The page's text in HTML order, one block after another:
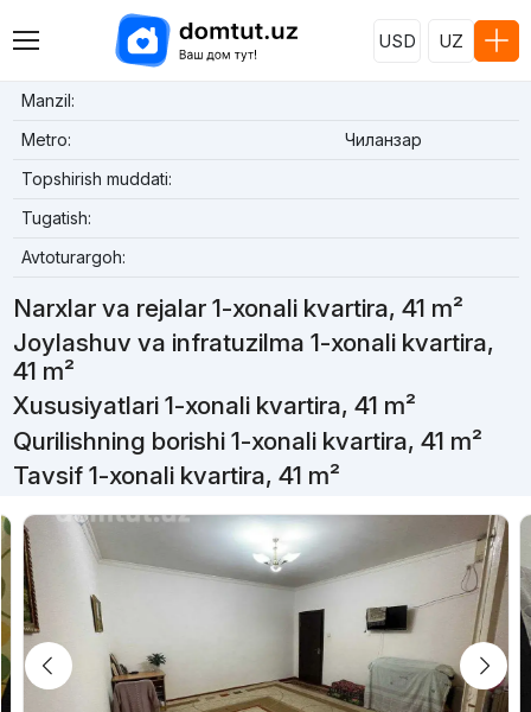
USD UZ
Manzil:
Metro:
Чиланзар
Topshirish muddati:
Tugatish:
Avtoturargoh:
Narxlar va rejalar 1-xonali kvartira, 41 m²
Joylashuv va infratuzilma 1-xonali kvartira,
41 m²
Xususiyatlari 1-xonali kvartira, 41 m²
Qurilishning borishi 1-xonali kvartira, 41 m²
Tavsif 1-xonali kvartira, 41 m²